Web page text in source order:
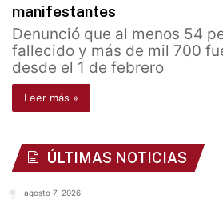
manifestantes
Denunció que al menos 54
fallecido y más de mil 700
desde el 1 de febrero
Leer más »
ÚLTIMAS NOTICIAS
agosto 7, 2026